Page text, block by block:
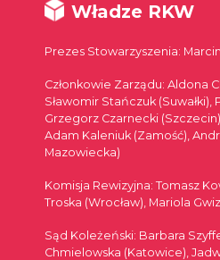
Władze RKW
Prezes Stowarzyszenia:
Członkowie Zarządu: Aldona
Sławomir Stańczuk (Suwałki),
Grzegorz Czarnecki
Adam Kaleniuk (Zamość),
Mazowiecka)
Komisja Rewizyjna: Tomasz
Troska (Wrocław), Mariola
Sąd Koleżeński: Barbara
Chmielowska (Katowice),